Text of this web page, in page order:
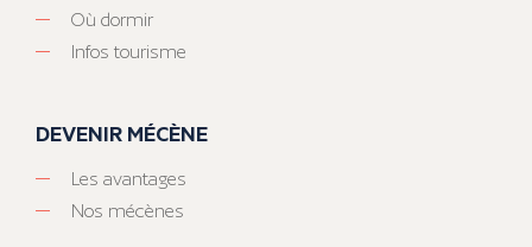
Où dormir
Infos tourisme
DEVENIR MÉCÈNE
Les avantages
Nos mécènes